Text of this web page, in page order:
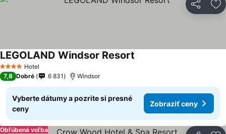
Zdieľať
4 Počet hviezdičiek
Hotel
LEGOLAND Windsor Resort
7,8 Dobré 6 831 Windsor
Vyberte dátumy a pozrite si presné
ceny
Zobraziť ceny
Obľúbená voľba